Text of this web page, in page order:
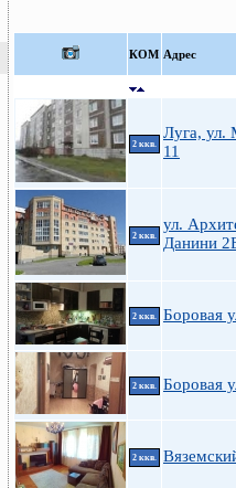
КOМ Адрес
2 ккв.
Луга, ул.
11
2 ккв.
ул.
Данини
2 ккв. Боровая
2 ккв. Боровая
2 ккв.